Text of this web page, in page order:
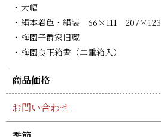
大幅
絹本着色・絹装 66×111 207×123
梅園子爵家旧蔵
梅園良正箱書（二重箱入）
商品価格
お問い合わせ